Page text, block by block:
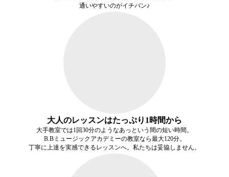
通いやすいのがイチバン♪
大人のレッスンはたっぷり1時間から
大手教室では1回30分のようなあっという間の短い時間。
B.Bミュージックアカデミーの教室なら最大120分。
丁寧に上達を実感できるレッスンへ。私たちは妥協しません。